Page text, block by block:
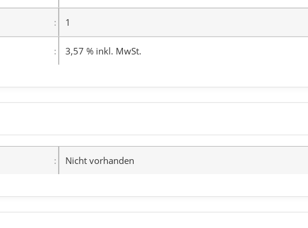
1
3,57 % inkl. MwSt.
Nicht vorhanden